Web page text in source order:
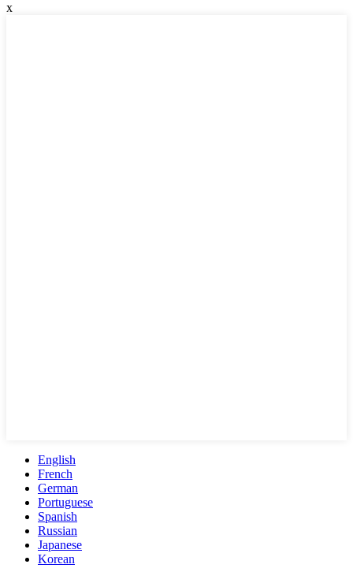
x
English
French
German
Portuguese
Spanish
Russian
Japanese
Korean